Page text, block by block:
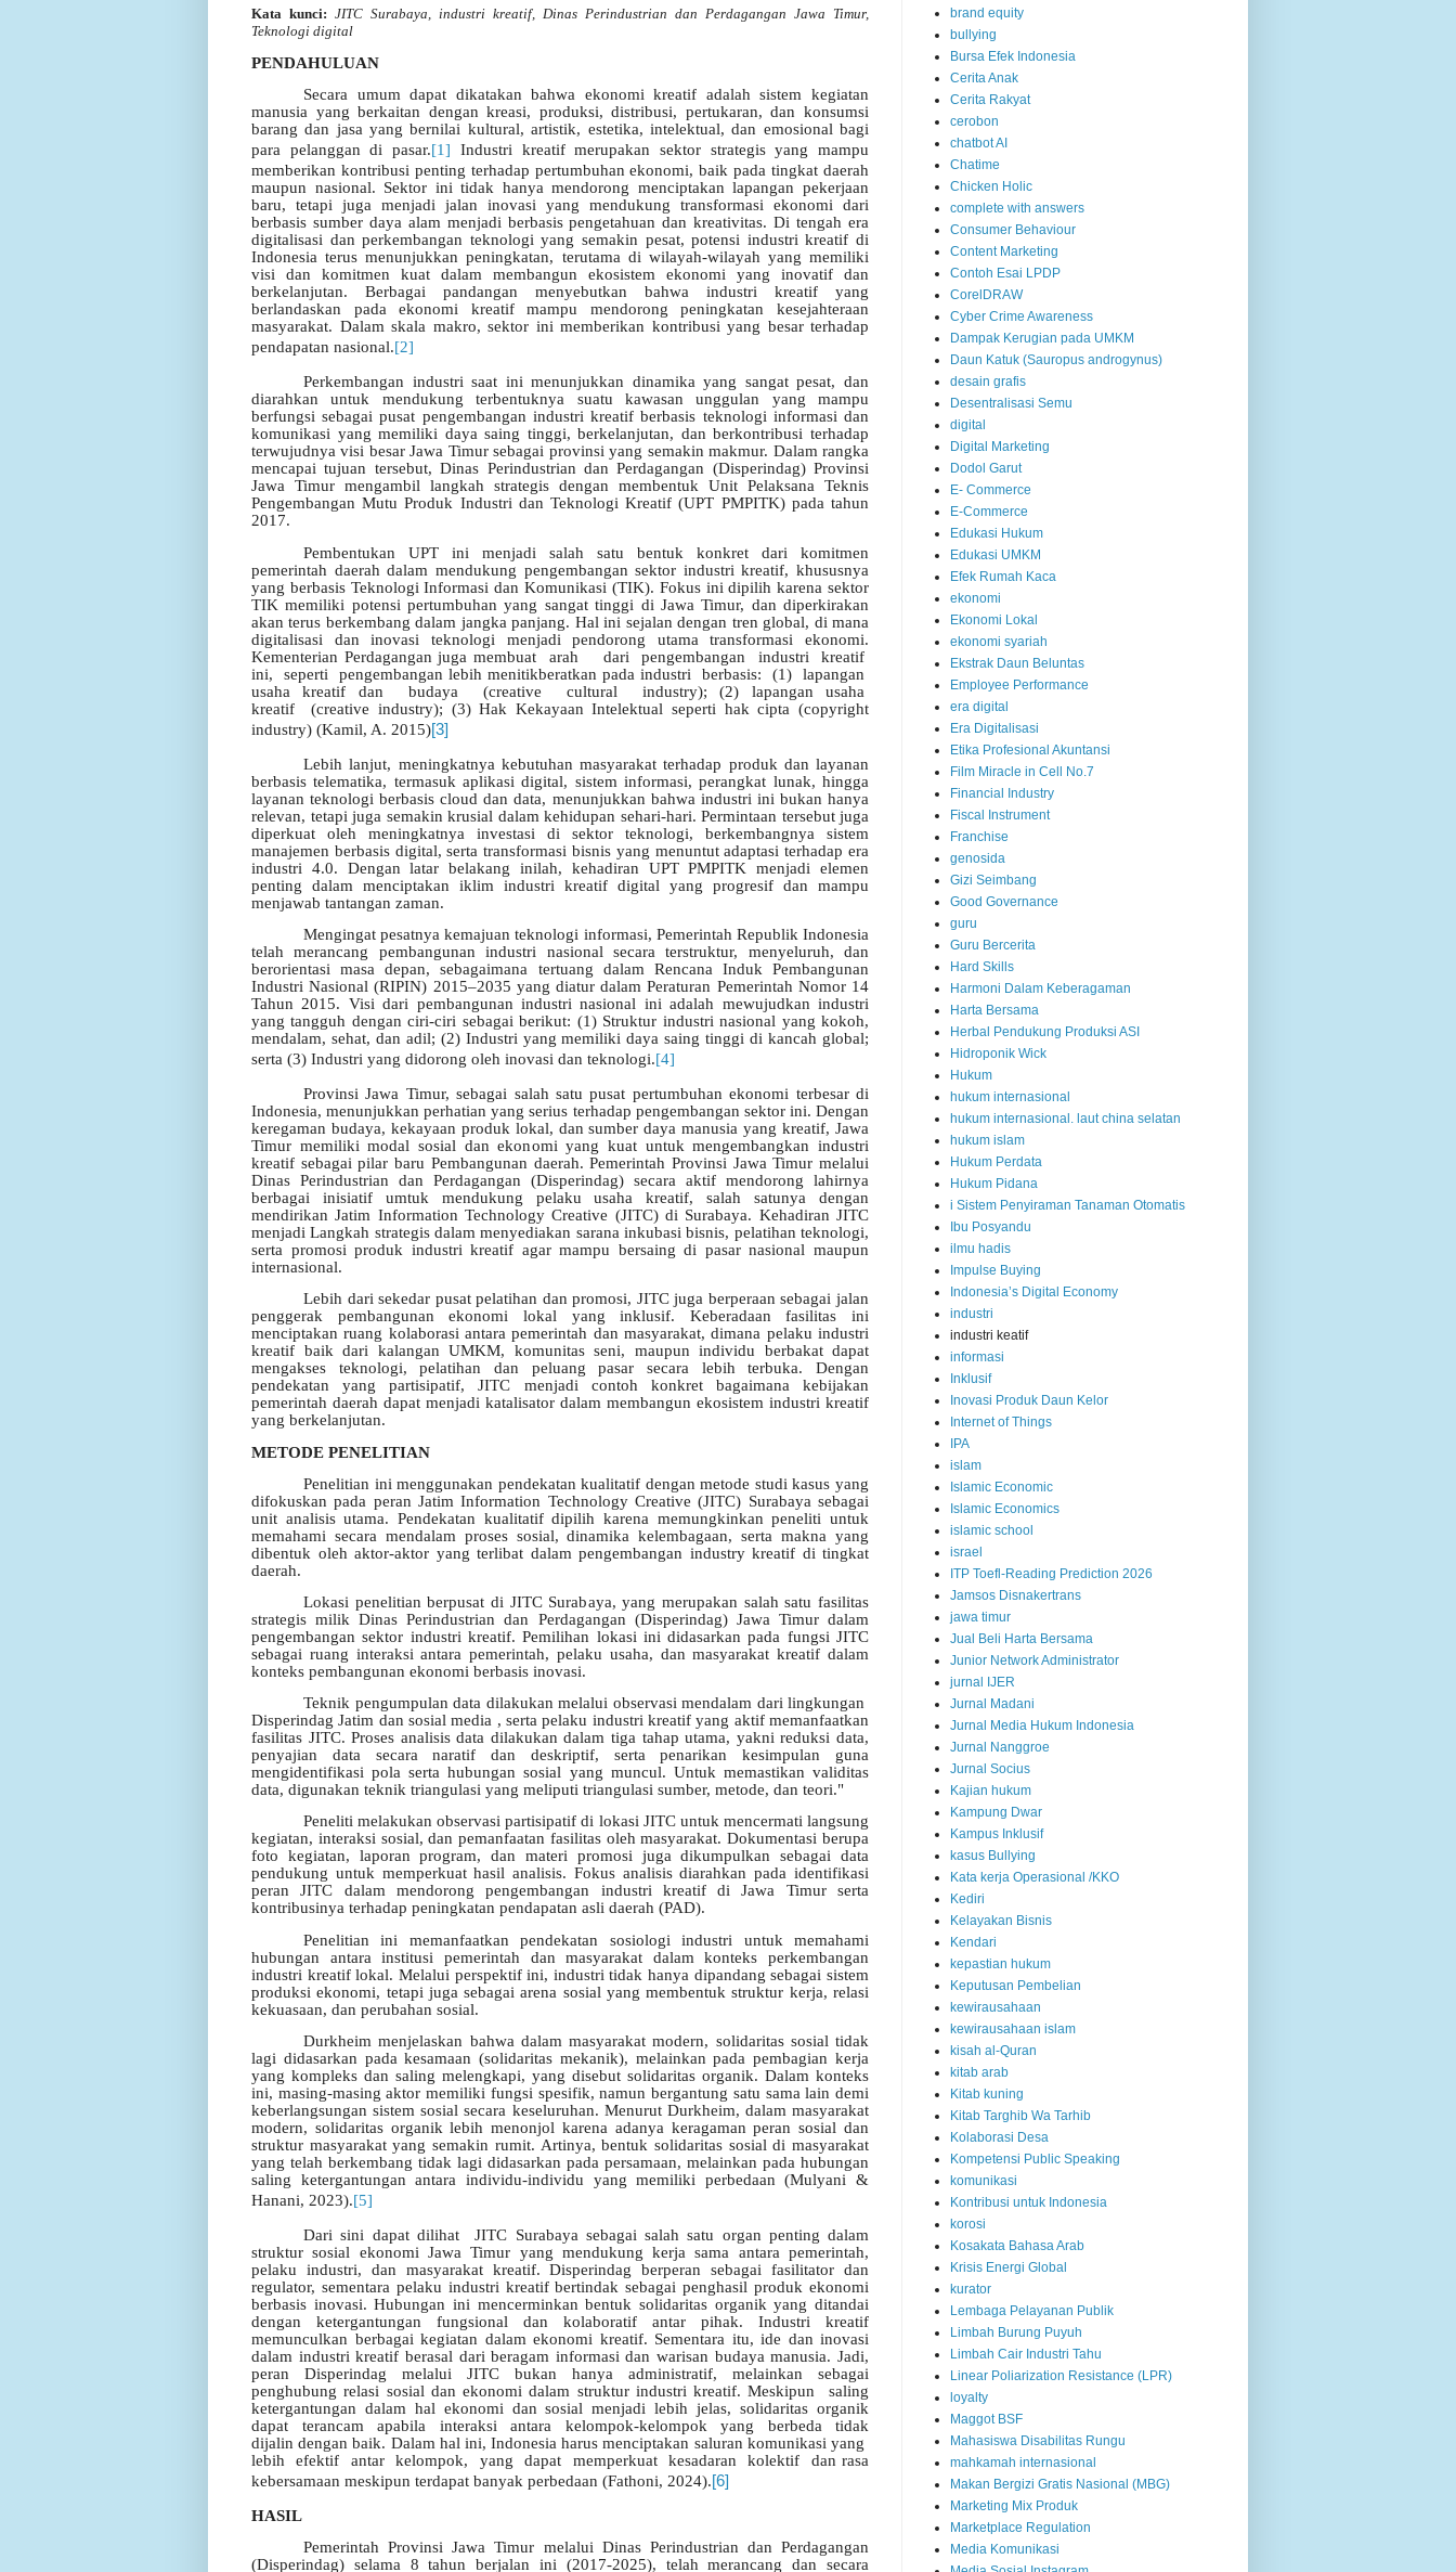
Kata kunci: JITC Surabaya, industri kreatif, Dinas Perindustrian dan Perdagangan Jawa Timur,
Teknologi digital
PENDAHULUAN
Secara umum dapat dikatakan bahwa ekonomi kreatif adalah sistem kegiatan
manusia yang berkaitan dengan kreasi, produksi, distribusi, pertukaran, dan konsumsi
barang dan jasa yang bernilai kultural, artistik, estetika, intelektual, dan emosional bagi
para pelanggan di pasar.[1] Industri kreatif merupakan sektor strategis yang mampu
memberikan kontribusi penting terhadap pertumbuhan ekonomi, baik pada tingkat daerah
maupun nasional. Sektor ini tidak hanya mendorong menciptakan lapangan pekerjaan
baru, tetapi juga menjadi jalan inovasi yang mendukung transformasi ekonomi dari
berbasis sumber daya alam menjadi berbasis pengetahuan dan kreativitas. Di tengah era
digitalisasi dan perkembangan teknologi yang semakin pesat, potensi industri kreatif di
Indonesia terus menunjukkan peningkatan, terutama di wilayah-wilayah yang memiliki
visi dan komitmen kuat dalam membangun ekosistem ekonomi yang inovatif dan
berkelanjutan.
Berbagai pandangan menyebutkan bahwa industri kreatif yang
berlandaskan pada ekonomi kreatif mampu mendorong peningkatan kesejahteraan
masyarakat. Dalam skala makro, sektor ini memberikan kontribusi yang besar terhadap
pendapatan nasional.[2]
Perkembangan industri saat ini menunjukkan dinamika yang sangat pesat, dan
diarahkan untuk mendukung terbentuknya suatu kawasan unggulan yang mampu
berfungsi sebagai pusat pengembangan industri kreatif berbasis teknologi informasi dan
komunikasi yang memiliki daya saing tinggi, berkelanjutan, dan berkontribusi terhadap
terwujudnya visi besar Jawa Timur sebagai provinsi yang semakin makmur. Dalam rangka
mencapai tujuan tersebut, Dinas Perindustrian dan Perdagangan (Disperindag) Provinsi
Jawa Timur mengambil langkah strategis dengan membentuk Unit Pelaksana Teknis
Pengembangan Mutu Produk Industri dan Teknologi Kreatif (UPT PMPITK) pada tahun
2017.
Pembentukan UPT ini menjadi salah satu bentuk konkret dari komitmen
pemerintah daerah dalam mendukung pengembangan sektor industri kreatif, khususnya
yang berbasis Teknologi Informasi dan Komunikasi (TIK). Fokus ini dipilih karena sektor
TIK memiliki potensi pertumbuhan yang sangat tinggi di Jawa Timur, dan diperkirakan
akan terus berkembang dalam jangka panjang. Hal ini sejalan dengan tren global, di mana
digitalisasi dan inovasi teknologi menjadi pendorong utama transformasi ekonomi.
Kementerian Perdagangan juga membuat
arah dari pengembangan industri
kreatif
ini,
seperti pengembangan lebih menitikberatkan pada industri berbasis: (1)
lapangan
usaha
kreatif dan budaya (creative cultural industry); (2) lapangan
usaha
kreatif
(creative industry); (3) Hak Kekayaan Intelektual seperti hak cipta (copyright
industry) (Kamil, A. 2015)[3]
Lebih lanjut, meningkatnya kebutuhan masyarakat terhadap produk dan layanan
berbasis telematika, termasuk aplikasi digital, sistem informasi, perangkat lunak, hingga
layanan teknologi berbasis cloud dan data, menunjukkan bahwa industri ini bukan hanya
relevan, tetapi juga semakin krusial dalam kehidupan sehari-hari. Permintaan tersebut juga
diperkuat oleh meningkatnya investasi di sektor teknologi, berkembangnya sistem
manajemen berbasis digital, serta transformasi bisnis yang menuntut adaptasi terhadap era
industri 4.0. Dengan latar belakang inilah, kehadiran UPT PMPITK menjadi elemen
penting dalam menciptakan iklim industri kreatif digital yang progresif dan mampu
menjawab tantangan zaman.
Mengingat pesatnya kemajuan teknologi informasi, Pemerintah Republik Indonesia
telah merancang pembangunan industri nasional secara terstruktur, menyeluruh, dan
berorientasi masa depan, sebagaimana tertuang dalam Rencana Induk Pembangunan
Industri Nasional (RIPIN) 2015–2035 yang diatur dalam Peraturan Pemerintah Nomor 14
Tahun 2015. Visi dari pembangunan industri nasional ini adalah mewujudkan industri
yang tangguh dengan ciri-ciri sebagai berikut: (1) Struktur industri nasional yang kokoh,
mendalam, sehat, dan adil; (2) Industri yang memiliki daya saing tinggi di kancah global;
serta (3) Industri yang didorong oleh inovasi dan teknologi.[4]
Provinsi Jawa Timur, sebagai salah satu pusat pertumbuhan ekonomi terbesar di
Indonesia, menunjukkan perhatian yang serius terhadap pengembangan sektor ini. Dengan
keregaman budaya, kekayaan produk lokal, dan sumber daya manusia yang kreatif, Jawa
Timur memiliki modal sosial dan ekonomi yang kuat untuk mengembangkan industri
kreatif sebagai pilar baru Pembangunan daerah. Pemerintah Provinsi Jawa Timur melalui
Dinas Perindustrian dan Perdagangan (Disperindag) secara aktif mendorong lahirnya
berbagai inisiatif umtuk mendukung pelaku usaha kreatif, salah satunya dengan
mendirikan Jatim Information Technology Creative (JITC) di Surabaya. Kehadiran JITC
menjadi Langkah strategis dalam menyediakan sarana inkubasi bisnis, pelatihan teknologi,
serta promosi produk industri kreatif agar mampu bersaing di pasar nasional maupun
internasional.
Lebih dari sekedar pusat pelatihan dan promosi, JITC juga berperaan sebagai jalan
penggerak pembangunan ekonomi lokal yang inklusif. Keberadaan fasilitas ini
menciptakan ruang kolaborasi antara pemerintah dan masyarakat, dimana pelaku industri
kreatif baik dari kalangan UMKM, komunitas seni, maupun individu berbakat dapat
mengakses teknologi, pelatihan dan peluang pasar secara lebih terbuka. Dengan
pendekatan yang partisipatif, JITC menjadi contoh konkret bagaimana kebijakan
pemerintah daerah dapat menjadi katalisator dalam membangun ekosistem industri kreatif
yang berkelanjutan.
METODE PENELITIAN
Penelitian ini menggunakan pendekatan kualitatif dengan metode studi kasus yang
difokuskan pada peran Jatim Information Technology Creative (JITC) Surabaya sebagai
unit analisis utama. Pendekatan kualitatif dipilih karena memungkinkan peneliti untuk
memahami secara mendalam proses sosial, dinamika kelembagaan, serta makna yang
dibentuk oleh aktor-aktor yang terlibat dalam pengembangan industry kreatif di tingkat
daerah.
Lokasi penelitian berpusat di JITC Surabaya, yang merupakan salah satu fasilitas
strategis milik Dinas Perindustrian dan Perdagangan (Disperindag) Jawa Timur dalam
pengembangan sektor industri kreatif. Pemilihan lokasi ini didasarkan pada fungsi JITC
sebagai ruang interaksi antara pemerintah, pelaku usaha, dan masyarakat kreatif dalam
konteks pembangunan ekonomi berbasis inovasi.
Teknik pengumpulan data dilakukan melalui observasi mendalam dari lingkungan
Disperindag Jatim dan sosial media , serta pelaku industri kreatif yang aktif memanfaatkan
fasilitas JITC. Proses analisis data dilakukan dalam tiga tahap utama, yakni reduksi data,
penyajian data secara naratif dan deskriptif, serta penarikan kesimpulan guna
mengidentifikasi pola serta hubungan sosial yang muncul. Untuk memastikan validitas
data, digunakan teknik triangulasi yang meliputi triangulasi sumber, metode, dan teori."
Peneliti melakukan observasi partisipatif di lokasi JITC untuk mencermati langsung
kegiatan, interaksi sosial, dan pemanfaatan fasilitas oleh masyarakat. Dokumentasi berupa
foto kegiatan, laporan program, dan materi promosi juga dikumpulkan sebagai data
pendukung untuk memperkuat hasil analisis. Fokus analisis diarahkan pada identifikasi
peran JITC dalam mendorong pengembangan industri kreatif di Jawa Timur serta
kontribusinya terhadap peningkatan pendapatan asli daerah (PAD).
Penelitian ini memanfaatkan pendekatan sosiologi industri untuk memahami
hubungan antara institusi pemerintah dan masyarakat dalam konteks perkembangan
industri kreatif lokal. Melalui perspektif ini, industri tidak hanya dipandang sebagai sistem
produksi ekonomi, tetapi juga sebagai arena sosial yang membentuk struktur kerja, relasi
kekuasaan, dan perubahan sosial.
Durkheim menjelaskan bahwa dalam masyarakat modern, solidaritas sosial tidak
lagi didasarkan pada kesamaan (solidaritas mekanik), melainkan pada pembagian kerja
yang kompleks dan saling melengkapi, yang disebut solidaritas organik. Dalam konteks
ini, masing-masing aktor memiliki fungsi spesifik, namun bergantung satu sama lain demi
keberlangsungan sistem sosial secara keseluruhan. Menurut Durkheim, dalam masyarakat
modern, solidaritas organik lebih menonjol karena adanya keragaman peran sosial dan
struktur masyarakat yang semakin rumit. Artinya, bentuk solidaritas sosial di masyarakat
yang telah berkembang tidak lagi didasarkan pada persamaan, melainkan pada hubungan
saling ketergantungan antara individu-individu yang memiliki perbedaan (Mulyani &
Hanani, 2023).[5]
Dari sini dapat dilihat
JITC Surabaya sebagai salah satu organ penting dalam
struktur sosial ekonomi Jawa Timur yang mendukung kerja sama antara pemerintah,
pelaku industri, dan masyarakat kreatif. Disperindag berperan sebagai fasilitator dan
regulator, sementara pelaku industri kreatif bertindak sebagai penghasil produk ekonomi
berbasis inovasi. Hubungan ini mencerminkan bentuk solidaritas organik yang ditandai
dengan ketergantungan fungsional dan kolaboratif antar pihak. Industri kreatif
memunculkan berbagai kegiatan dalam ekonomi kreatif. Sementara itu, ide dan inovasi
dalam industri kreatif berasal dari beragam informasi dan warisan budaya manusia. Jadi,
peran Disperindag melalui JITC bukan hanya administratif, melainkan sebagai
penghubung relasi sosial dan ekonomi dalam struktur industri kreatif. Meskipun
saling
ketergantungan dalam hal ekonomi dan sosial menjadi lebih jelas, solidaritas organik
dapat
terancam apabila interaksi antara kelompok-kelompok yang berbeda
tidak
dijalin dengan baik. Dalam hal ini, Indonesia harus menciptakan saluran komunikasi yang
lebih
efektif antar kelompok, yang dapat memperkuat kesadaran kolektif
dan rasa
kebersamaan meskipun terdapat banyak perbedaan (Fathoni, 2024).[6]
HASIL
Pemerintah Provinsi Jawa Timur melalui Dinas Perindustrian dan Perdagangan
(Disperindag) selama 8 tahun berjalan ini (2017-2025), telah merancang dan secara
brand equity
bullying
Bursa Efek Indonesia
Cerita Anak
Cerita Rakyat
cerobon
chatbot AI
Chatime
Chicken Holic
complete with answers
Consumer Behaviour
Content Marketing
Contoh Esai LPDP
CorelDRAW
Cyber Crime Awareness
Dampak Kerugian pada UMKM
Daun Katuk (Sauropus androgynus)
desain grafis
Desentralisasi Semu
digital
Digital Marketing
Dodol Garut
E- Commerce
E-Commerce
Edukasi Hukum
Edukasi UMKM
Efek Rumah Kaca
ekonomi
Ekonomi Lokal
ekonomi syariah
Ekstrak Daun Beluntas
Employee Performance
era digital
Era Digitalisasi
Etika Profesional Akuntansi
Film Miracle in Cell No.7
Financial Industry
Fiscal Instrument
Franchise
genosida
Gizi Seimbang
Good Governance
guru
Guru Bercerita
Hard Skills
Harmoni Dalam Keberagaman
Harta Bersama
Herbal Pendukung Produksi ASI
Hidroponik Wick
Hukum
hukum internasional
hukum internasional. laut china selatan
hukum islam
Hukum Perdata
Hukum Pidana
i Sistem Penyiraman Tanaman Otomatis
Ibu Posyandu
ilmu hadis
Impulse Buying
Indonesia’s Digital Economy
industri
industri keatif
informasi
Inklusif
Inovasi Produk Daun Kelor
Internet of Things
IPA
islam
Islamic Economic
Islamic Economics
islamic school
israel
ITP Toefl-Reading Prediction 2026
Jamsos Disnakertrans
jawa timur
Jual Beli Harta Bersama
Junior Network Administrator
jurnal IJER
Jurnal Madani
Jurnal Media Hukum Indonesia
Jurnal Nanggroe
Jurnal Socius
Kajian hukum
Kampung Dwar
Kampus Inklusif
kasus Bullying
Kata kerja Operasional /KKO
Kediri
Kelayakan Bisnis
Kendari
kepastian hukum
Keputusan Pembelian
kewirausahaan
kewirausahaan islam
kisah al-Quran
kitab arab
Kitab kuning
Kitab Targhib Wa Tarhib
Kolaborasi Desa
Kompetensi Public Speaking
komunikasi
Kontribusi untuk Indonesia
korosi
Kosakata Bahasa Arab
Krisis Energi Global
kurator
Lembaga Pelayanan Publik
Limbah Burung Puyuh
Limbah Cair Industri Tahu
Linear Poliarization Resistance (LPR)
loyalty
Maggot BSF
Mahasiswa Disabilitas Rungu
mahkamah internasional
Makan Bergizi Gratis Nasional (MBG)
Marketing Mix Produk
Marketplace Regulation
Media Komunikasi